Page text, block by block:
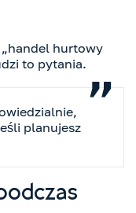
„handel hurtowy
to pytania.
planujesz